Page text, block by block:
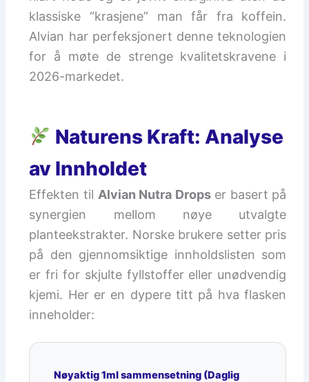
klassiske “krasjene” man får fra koffein.
Alvian har perfeksjonert denne teknologien
for å møte de strenge kvalitetskravene i
2026-markedet.
Naturens Kraft: Analyse
av Innholdet
Effekten til Alvian Nutra Dropser basert på
synergien mellom nøye utvalgte
planteekstrakter. Norske brukere setter pris
på den gjennomsiktige innholdslisten som
er fri for skjulte fyllstoffer eller unødvendig
kjemi. Her er en dypere titt på hva flasken
inneholder:
Nøyaktig 1ml sammensetning (Daglig